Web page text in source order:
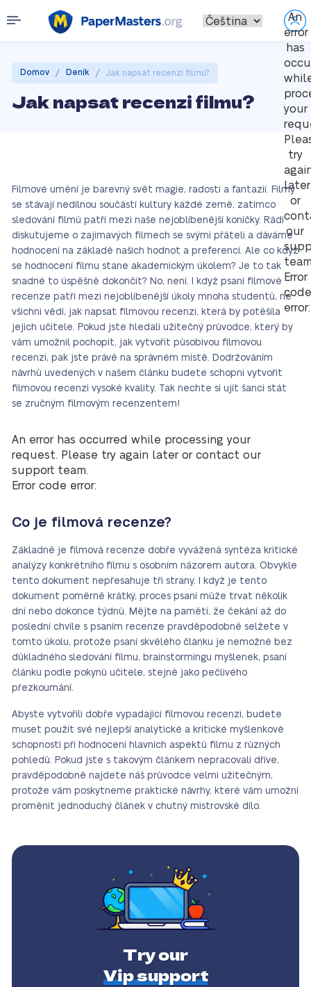
An
error
has
your
try
later
or
our
Error
code
error:
Domov / Deník / Jak napsat recenzi filmu?
Jak napsat recenzi filmu?
Filmové umění je barevný svět magie, radosti a fantazií. Filmy
se stávají nedílnou součástí kultury každé země, zatímco
sledování filmů patří mezi naše nejoblíbenější koníčky. Rádi
diskutujeme o zajímavých filmech se svými přáteli a dáváme
hodnocení na základě našich hodnot a preferencí. Ale co když
se hodnocení filmu stane akademickým úkolem? Je to tak
snadné to úspěšně dokončit? No, není. I když psaní filmové
recenze patří mezi nejoblíbenější úkoly mnoha studentů, ne
všichni vědí, jak napsat filmovou recenzi, která by potěšila
jejich učitele. Pokud jste hledali užitečný průvodce, který by
vám umožnil pochopit, jak vytvořit působivou filmovou
recenzi, pak jste právě na správném místě. Dodržováním
návrhů uvedených v našem článku budete schopni vytvořit
filmovou recenzi vysoké kvality. Tak nechte si ujít šanci stát
se zručným filmovým recenzentem!
An error has occurred while processing your
request. Please try again later or contact our
support team.
Error code error:
Co je filmová recenze?
Základně je filmová recenze dobře vyvážená syntéza kritické
analýzy konkrétního filmu s osobním názorem autora. Obvykle
tento dokument nepřesahuje tři strany. I když je tento
dokument poměrně krátký, proces psaní může trvat několik
dní nebo dokonce týdnů. Mějte na paměti, že čekání až do
poslední chvíle s psaním recenze pravděpodobně selžete v
tomto úkolu, protože psaní skvělého článku je nemožné bez
důkladného sledování filmu, brainstormingu myšlenek, psaní
článku podle pokynů učitele, stejně jako pečlivého
přezkoumání.
Abyste vytvořili dobře vypadající filmovou recenzi, budete
muset použít své nejlepší analytické a kritické myšlenkové
schopnosti při hodnocení hlavních aspektů filmu z různých
pohledů. Pokud jste s takovým článkem nepracovali dříve,
pravděpodobně najdete náš průvodce velmi užitečným,
protože vám poskytneme praktické návrhy, které vám umožní
proměnit jednoduchý článek v chutný mistrovské dílo.
Try our
Vip support